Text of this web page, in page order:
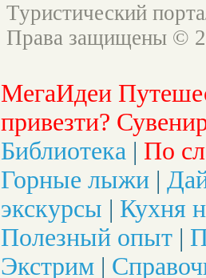
Туристический
Права защищены ©
МегаИдеи
привезти?
Библиотека | По
Горные лыжи |
экскурсы | Кухня
Полезный опыт |
Экстрим |